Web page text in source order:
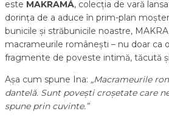
este MAKRAMÁ, colecția de vară
dorința de a aduce în prim-plan
bunicile și străbunicile noastre,
macrameurile românești – nu doar ca
fragmente de poveste intimă, tăcută
Așa cum spune Ina: „Macrameurile
dantelă. Sunt povești croșetate care
spune prin cuvinte.”